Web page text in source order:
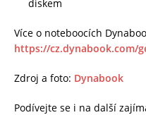
diskem
Více o noteboocích
https://cz.dynabook.com/
Zdroj a foto: Dynabook
Podívejte se i na další